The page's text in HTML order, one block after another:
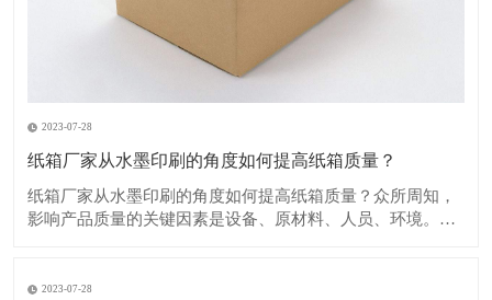
2023-07-28
纸箱厂家从水墨印刷的角度如何提高纸箱质量？
纸箱厂家从水墨印刷的角度如何提高纸箱质量？众所周知，
影响产品质量的关键因素是设备、原材料、人员、环境。纸
这些都是值得称道的，但是善于研究，善于创造，善于做有
2023-07-28